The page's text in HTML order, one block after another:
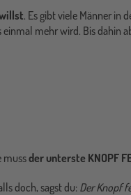
. Es gibt viele Männer in
mehr wird. Bis dahin
mussder unterste KNOPF
doch, sagst du: Der Knopf